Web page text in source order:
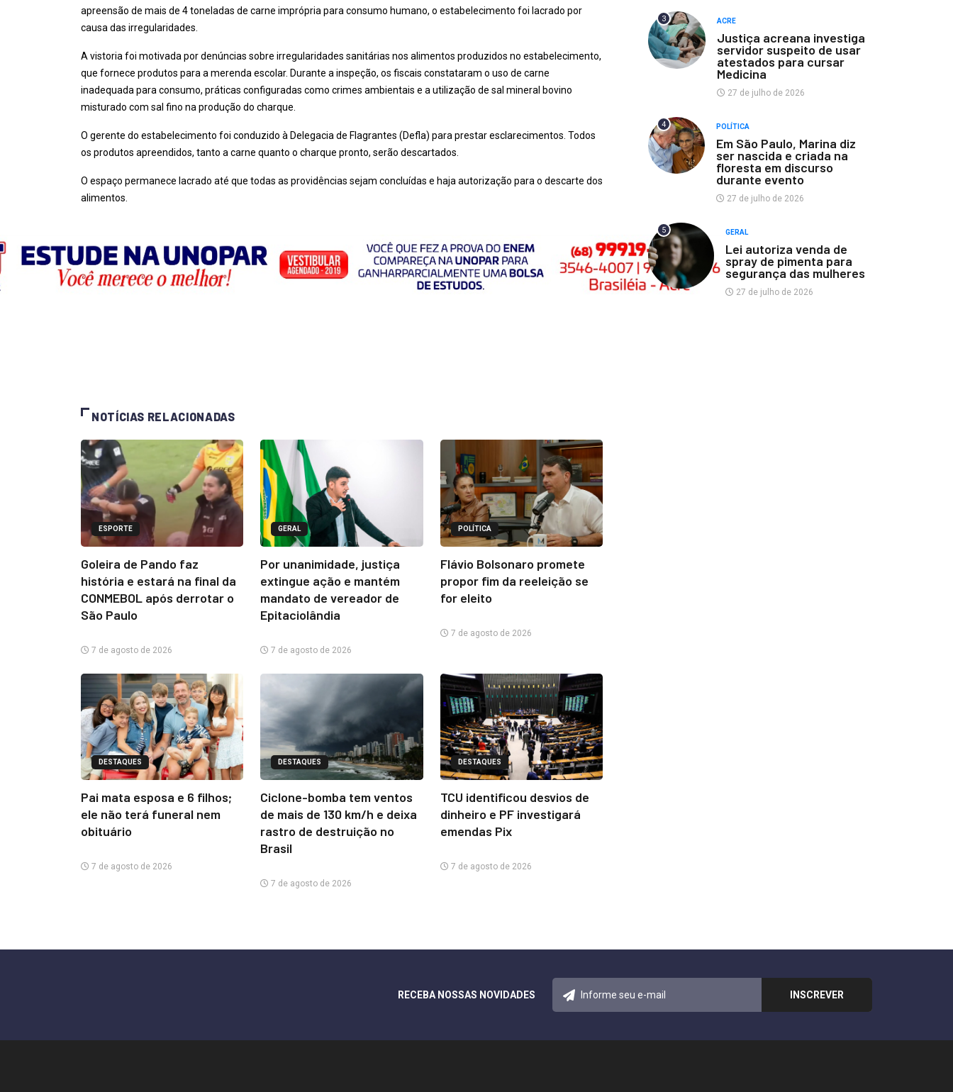
apreensão de mais de 4 toneladas de carne imprópria para consumo humano, o estabelecimento foi lacrado por
causa das irregularidades.
A vistoria foi motivada por denúncias sobre irregularidades sanitárias nos alimentos produzidos no estabelecimento,
que fornece produtos para a merenda escolar. Durante a inspeção, os fiscais constataram o uso de carne
inadequada para consumo, práticas configuradas como crimes ambientais e a utilização de sal mineral bovino
misturado com sal fino na produção do charque.
O gerente do estabelecimento foi conduzido à Delegacia de Flagrantes (Defla) para prestar esclarecimentos. Todos
os produtos apreendidos, tanto a carne quanto o charque pronto, serão descartados.
O espaço permanece lacrado até que todas as providências sejam concluídas e haja autorização para o descarte dos
alimentos.
NOTÍCIAS RELACIONADAS
ESPORTE
Goleira de Pando faz
história e estará na final da
CONMEBOL após derrotar o
São Paulo
7 de agosto de 2026
GERAL
Por unanimidade, justiça
extingue ação e mantém
mandato de vereador de
Epitaciolândia
7 de agosto de 2026
POLÍTICA
Flávio Bolsonaro promete
propor fim da reeleição se
for eleito
7 de agosto de 2026
DESTAQUES
Pai mata esposa e 6 filhos;
ele não terá funeral nem
obituário
7 de agosto de 2026
DESTAQUES
Ciclone-bomba tem ventos
de mais de 130 km/h e deixa
rastro de destruição no
Brasil
7 de agosto de 2026
DESTAQUES
TCU identificou desvios de
dinheiro e PF investigará
emendas Pix
7 de agosto de 2026
3 ACRE
Justiça acreana investiga
servidor suspeito de usar
atestados para cursar
Medicina
27 de julho de 2026
4 POLÍTICA
Em São Paulo, Marina diz
ser nascida e criada na
floresta em discurso
durante evento
27 de julho de 2026
5 GERAL
Lei autoriza venda de
spray de pimenta para
segurança das mulheres
27 de julho de 2026
RECEBA NOSSAS NOVIDADES